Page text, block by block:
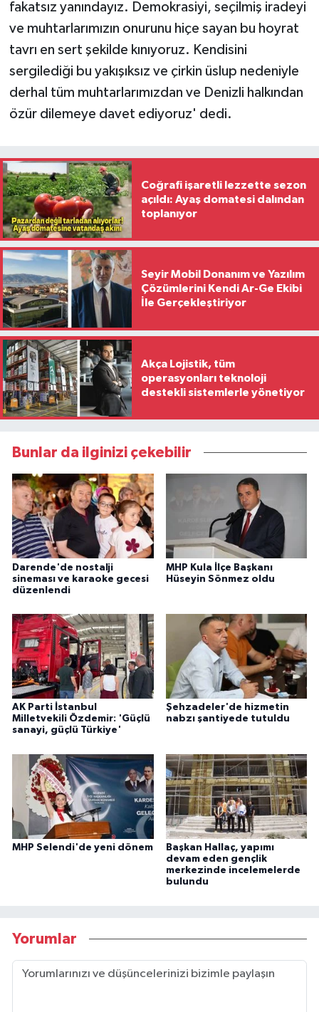
fakatsız yanındayız. Demokrasiyi, seçilmiş iradeyi
ve muhtarlarımızın onurunu hiçe sayan bu hoyrat
tavrı en sert şekilde kınıyoruz. Kendisini
sergilediği bu yakışıksız ve çirkin üslup nedeniyle
derhal tüm muhtarlarımızdan ve Denizli halkından
özür dilemeye davet ediyoruz' dedi.
Coğrafi işaretli lezzette sezon
açıldı: Ayaş domatesi dalından
toplanıyor
Seyir Mobil Donanım ve Yazılım
Çözümlerini Kendi Ar-Ge Ekibi
İle Gerçekleştiriyor
Akça Lojistik, tüm
operasyonları teknoloji
destekli sistemlerle yönetiyor
Bunlar da ilginizi çekebilir
Darende'de nostalji
sineması ve karaoke gecesi
düzenlendi
MHP Kula İlçe Başkanı
Hüseyin Sönmez oldu
AK Parti İstanbul
Milletvekili Özdemir: 'Güçlü
sanayi, güçlü Türkiye'
Şehzadeler'de hizmetin
nabzı şantiyede tutuldu
MHP Selendi'de yeni dönem
Başkan Hallaç, yapımı
devam eden gençlik
merkezinde incelemelerde
bulundu
Yorumlar